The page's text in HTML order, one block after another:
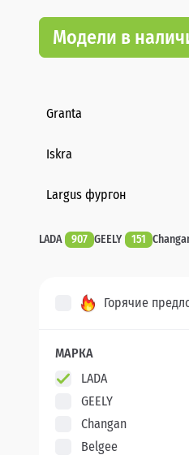
Модели в
Granta
Iskra
Largus фургон
LADA 907 GEELY 151
Горячие
МАРКА
LADA
GEELY
Changan
Belgee